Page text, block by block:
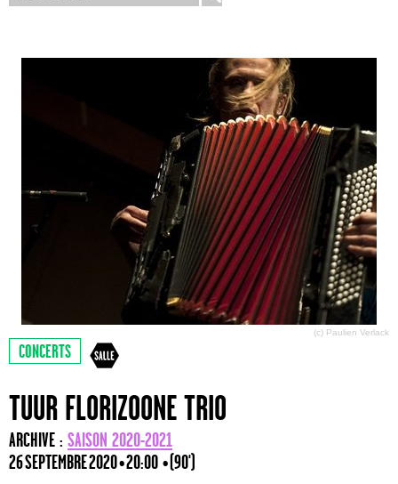
(c) Paulien Verlack
CONCERTS
TUUR FLORIZOONE TRIO
ARCHIVE : SAISON 2020-2021
26 SEPTEMBRE 2020 • 20:00 • (90')